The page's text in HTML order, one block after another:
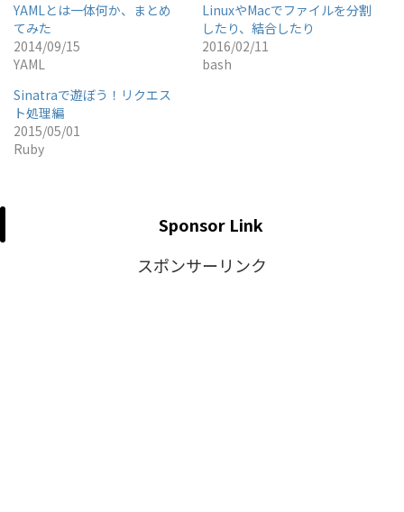
YAMLとは一体何か、まとめ
てみた
2014/09/15
YAML
LinuxやMacでファイルを分割
したり、結合したり
2016/02/11
bash
Sinatraで遊ぼう！リクエス
ト処理編
2015/05/01
Ruby
Sponsor Link
スポンサーリンク